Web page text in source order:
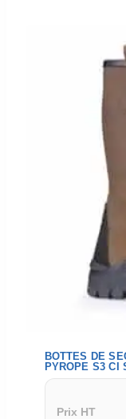
BOTTES DE
PYROPE S3 CI
Prix HT